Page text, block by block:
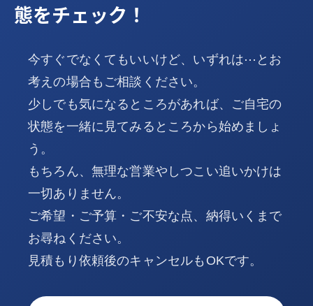
態をチェック！
今すぐでなくてもいいけど、いずれは⋯とお
考えの場合もご相談ください。
少しでも気になるところがあれば、ご自宅の
状態を一緒に見てみるところから始めましょ
う。
もちろん、無理な営業やしつこい追いかけは
一切ありません。
ご希望・ご予算・ご不安な点、納得いくまで
お尋ねください。
見積もり依頼後のキャンセルもOKです。